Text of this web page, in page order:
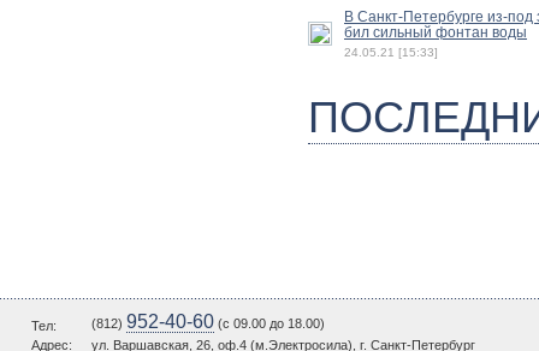
В Санкт-Петербурге из-под
бил сильный фонтан воды
24.05.21 [15:33]
Тел: (812) 952-40-60 (c 09.00 до 18.00)
Адрес:
ул. Варшавская, 26, оф.4 (м.Электросила), г. Санкт-Петербург